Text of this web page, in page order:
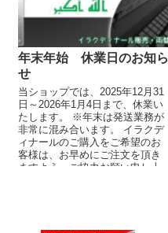
年末年始 休業日のお知ら
せ
当ショップでは、2025年12月31
日～2026年1月4日まで、休業い
たします。 ※年末は発送業務が
非常に混み合います。 イラクデ
ィナールのご購入をご希望のお
客様は、お早めにご注文を頂き
ますよう、ご協力お願い申し上